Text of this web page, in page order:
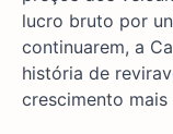
lucro bruto por
continuarem, a
história de
crescimento